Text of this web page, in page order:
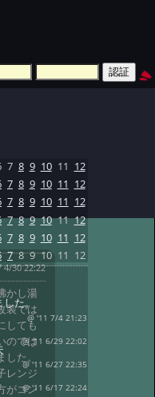
4/30 22:22
かし湯
装では
しても
のでは
た。
レンジ
がコン
7 8 9 10 11 12
7 8 9 10 11 12
7 8 9 10 11 12
7 8 9 10 11 12
7 8 9 10 11 12
7 8 9 10 11 12
した。
@ '11 7/4 21:23
@ '11 6/29 22:02
@ '11 6/27 22:35
@ '11 6/17 22:24